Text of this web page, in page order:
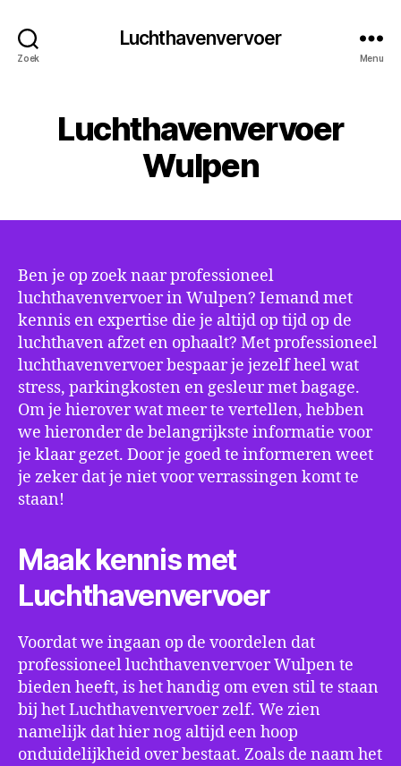
Zoek
Luchthavenvervoer
Menu
Luchthavenvervoer
Wulpen
Ben je op zoek naar professioneel
luchthavenvervoer in Wulpen? Iemand met
kennis en expertise die je altijd op tijd op de
luchthaven afzet en ophaalt? Met professioneel
luchthavenvervoer bespaar je jezelf heel wat
stress, parkingkosten en gesleur met bagage.
Om je hierover wat meer te vertellen, hebben
we hieronder de belangrijkste informatie voor
je klaar gezet. Door je goed te informeren weet
je zeker dat je niet voor verrassingen komt te
staan!
Maak kennis met
Luchthavenvervoer
Voordat we ingaan op de voordelen dat
professioneel luchthavenvervoer Wulpen te
bieden heeft, is het handig om even stil te staan
bij het Luchthavenvervoer zelf. We zien
namelijk dat hier nog altijd een hoop
onduidelijkheid over bestaat. Zoals de naam het